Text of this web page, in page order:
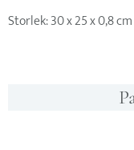
Storlek: 30 x 25 x 0,8